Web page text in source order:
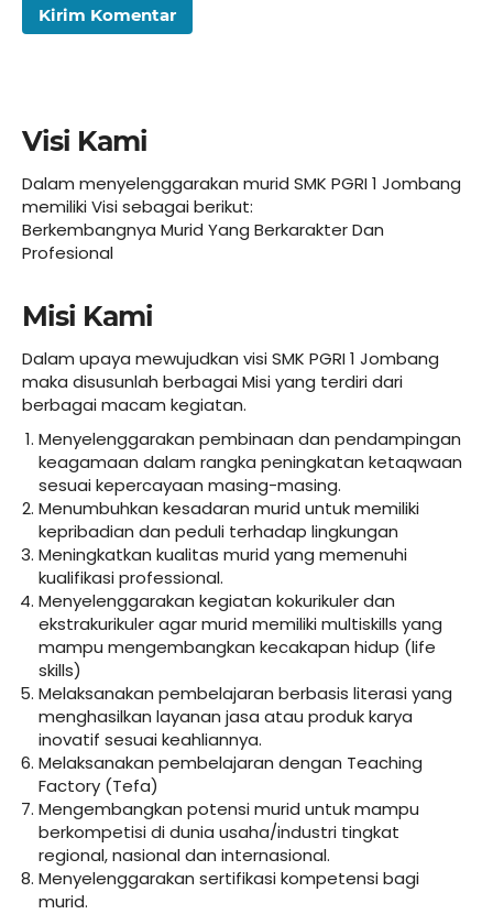
Visi Kami
Dalam menyelenggarakan murid SMK PGRI 1 Jombang
memiliki Visi sebagai berikut:
Berkembangnya Murid Yang Berkarakter Dan
Profesional
Misi Kami
Dalam upaya mewujudkan visi SMK PGRI 1 Jombang
maka disusunlah berbagai Misi yang terdiri dari
berbagai macam kegiatan.
Menyelenggarakan pembinaan dan pendampingan
keagamaan dalam rangka peningkatan ketaqwaan
sesuai kepercayaan masing-masing.
Menumbuhkan kesadaran murid untuk memiliki
kepribadian dan peduli terhadap lingkungan
Meningkatkan kualitas murid yang memenuhi
kualifikasi professional.
Menyelenggarakan kegiatan kokurikuler dan
ekstrakurikuler agar murid memiliki multiskills yang
mampu mengembangkan kecakapan hidup (life
skills)
Melaksanakan pembelajaran berbasis literasi yang
menghasilkan layanan jasa atau produk karya
inovatif sesuai keahliannya.
Melaksanakan pembelajaran dengan Teaching
Factory (Tefa)
Mengembangkan potensi murid untuk mampu
berkompetisi di dunia usaha/industri tingkat
regional, nasional dan internasional.
Menyelenggarakan sertifikasi kompetensi bagi
murid.